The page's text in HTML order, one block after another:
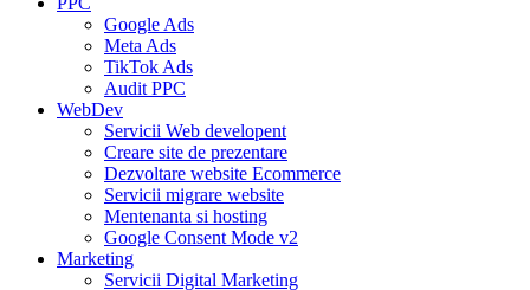
Google Ads
Meta Ads
TikTok Ads
Audit PPC
WebDev
Servicii Web developent
Creare site de prezentare
Dezvoltare website Ecommerce
Servicii migrare website
Mentenanta si hosting
Google Consent Mode v2
Marketing
Servicii Digital Marketing